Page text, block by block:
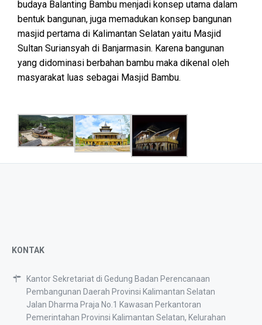
budaya Balanting Bambu menjadi konsep utama dalam
bentuk bangunan, juga memadukan konsep bangunan
masjid pertama di Kalimantan Selatan yaitu Masjid
Sultan Suriansyah di Banjarmasin. Karena bangunan
yang didominasi berbahan bambu maka dikenal oleh
masyarakat luas sebagai Masjid Bambu.
KONTAK
Kantor Sekretariat di Gedung Badan Perencanaan
Pembangunan Daerah Provinsi Kalimantan Selatan
Jalan Dharma Praja No.1 Kawasan Perkantoran
Pemerintahan Provinsi Kalimantan Selatan, Kelurahan